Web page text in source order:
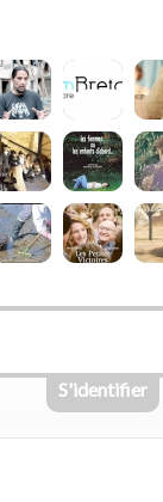
S'identifier